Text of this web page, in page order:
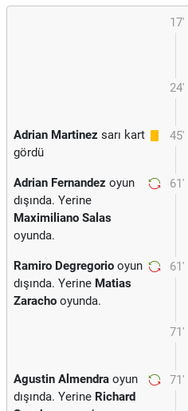
17'
24'
45'
Adrian Martinez sarı kart
gördü
61'
Adrian Fernandez oyun
dışında. Yerine
Maximiliano Salas
oyunda.
61'
Ramiro Degregorio oyun
dışında. Yerine Matias
Zaracho oyunda.
71'
71'
Agustin Almendra oyun
dışında. Yerine Richard